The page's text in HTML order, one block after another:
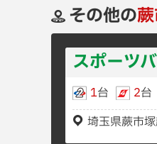
その他の
スポーツ
1台 2台
埼玉県蕨市